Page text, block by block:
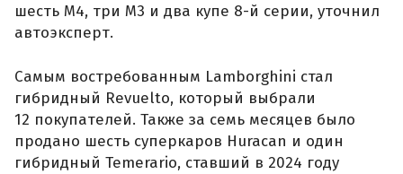
шесть M4, три M3 и два купе 8-й серии, уточнил
автоэксперт.
Самым востребованным Lamborghini стал
гибридный Revuelto, который выбрали
12 покупателей. Также за семь месяцев было
продано шесть суперкаров Huracan и один
гибридный Temerario, ставший в 2024 году